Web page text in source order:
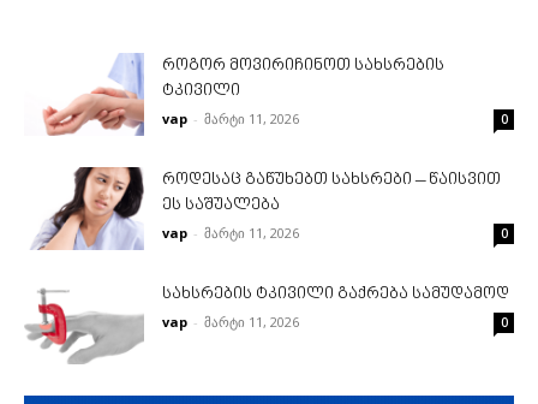
როგორ მოვირიჩინოთ სახსრების
ტკივილი
vap - მარტი 11, 2026 0
როდესაც გაწუხებთ სახსრები – წაისვით
ეს საშუალება
vap - მარტი 11, 2026 0
სახსრების ტკივილი გაქრება სამუდამოდ
vap - მარტი 11, 2026 0